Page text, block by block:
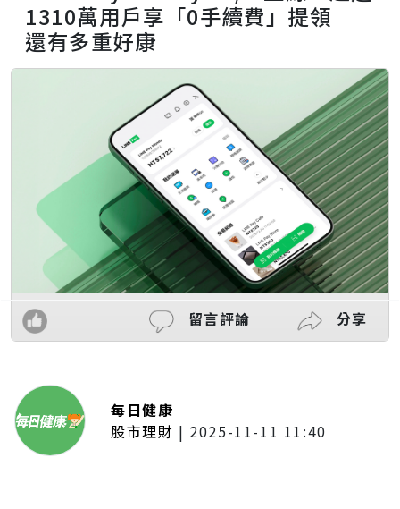
1310萬用戶享「0手續費」提領
還有多重好康
留言評論 分享
每日健康
股市理財 | 2025-11-11 11:40